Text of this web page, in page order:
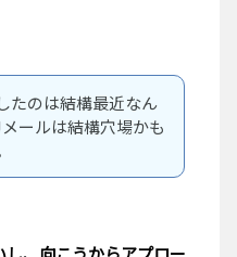
たのは結構最近なん
ールは結構穴場かも